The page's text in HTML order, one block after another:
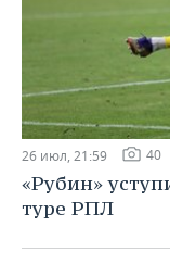
26 июл, 21:59 40
«Рубин»
туре РПЛ